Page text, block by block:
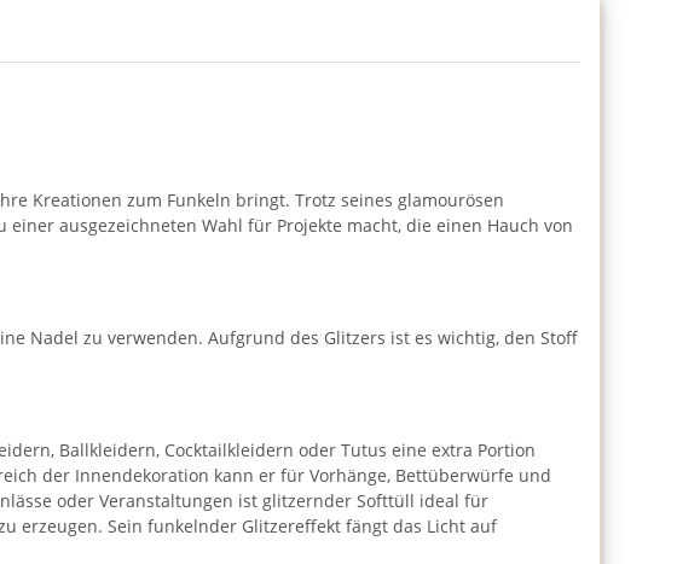
Kreationen zum Funkeln bringt. Trotz seines glamourösen
ausgezeichneten Wahl für Projekte macht, die einen Hauch von
Nadel zu verwenden. Aufgrund des Glitzers ist es wichtig, den Stoff
Ballkleidern, Cocktailkleidern oder Tutus eine extra Portion
der Innendekoration kann er für Vorhänge, Bettüberwürfe und
oder Veranstaltungen ist glitzernder Softtüll ideal für
erzeugen. Sein funkelnder Glitzereffekt fängt das Licht auf